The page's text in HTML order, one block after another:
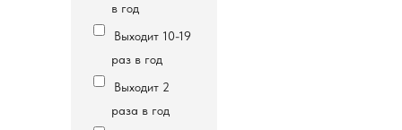
в год
Выходит 10-19
раз в год
Выходит 2
раза в год